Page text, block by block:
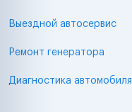
Выездной автосервис
Ремонт генератора
Диагностика автомобиля